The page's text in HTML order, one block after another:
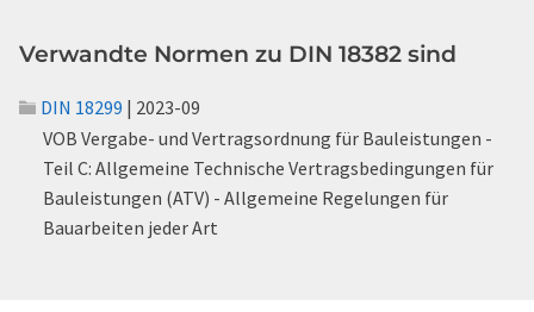
Verwandte Normen zu DIN 18382 sind
DIN 18299 | 2023-09
VOB Vergabe- und Vertragsordnung für Bauleistungen -
Teil C: Allgemeine Technische Vertragsbedingungen für
Bauleistungen (ATV) - Allgemeine Regelungen für
Bauarbeiten jeder Art